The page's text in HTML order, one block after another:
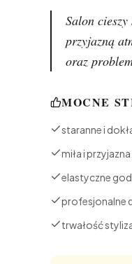
Salon
przyjazną
oraz
MOCNE
staranne i
miła i
elastyczne
profesjonalne
trwałość